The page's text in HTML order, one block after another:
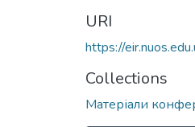
URI
https://
Collections
Матеріали